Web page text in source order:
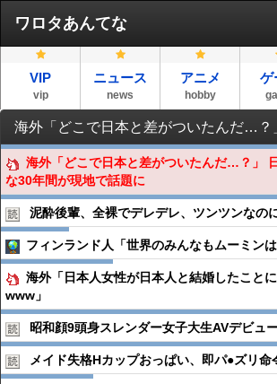
ワロタあんてな
VIP
vip
ニュース
news
アニメ
hobby
ゲ
海外「どこで日本と差がついたんだ…？」
な30年間が現地で話題に
泥酔後輩、全裸でデレデレ、ツンツンなの
フィンランド人「世界のみんなもムーミン
海外「日本人女性が日本人と結婚したこと
www」
昭和顔9頭身スレンダー女子大生AVデビュ
メイド失格Hカップおっぱい、即パ●︎ズリ命